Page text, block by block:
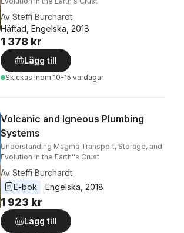
Av Steffi Burchardt
Häftad, Engelska, 2018
1 378 kr
Lägg till
Skickas inom 10-15 vardagar
Volcanic and Igneous Plumbing
Systems
Understanding Magma Transport, Storage, and
Evolution in the Earth''s Crust
Av Steffi Burchardt
E-bok
Engelska 2018
1 923 kr
Lägg till